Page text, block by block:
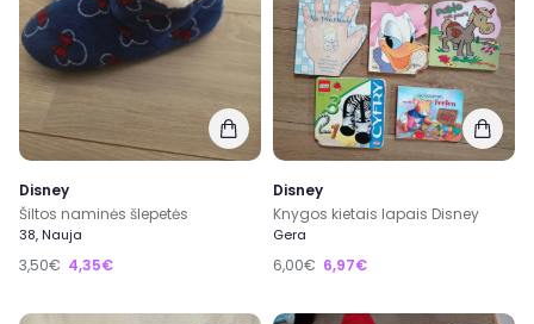
Disney
Šiltos naminės šlepetės
38, Nauja
3,50€ 4,35€
Disney
Knygos kietais lapais Disney
Gera
6,00€ 6,97€